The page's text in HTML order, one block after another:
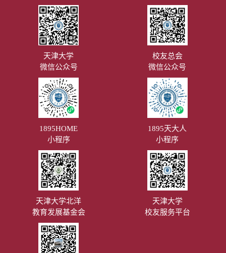
天津大学
微信公众号
校友总会
微信公众号
1895HOME
小程序
1895天大人
小程序
天津大学北洋
教育发展基金会
天津大学
校友服务平台